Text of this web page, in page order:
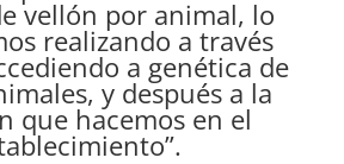
vellón por animal, lo
realizando a través
a genética de
y después a la
que hacemos en el